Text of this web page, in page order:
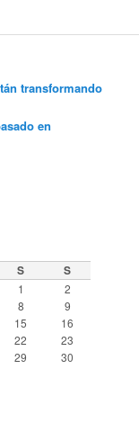
transformando
en
S S
1
2
8
9
15
16
22
23
29
30